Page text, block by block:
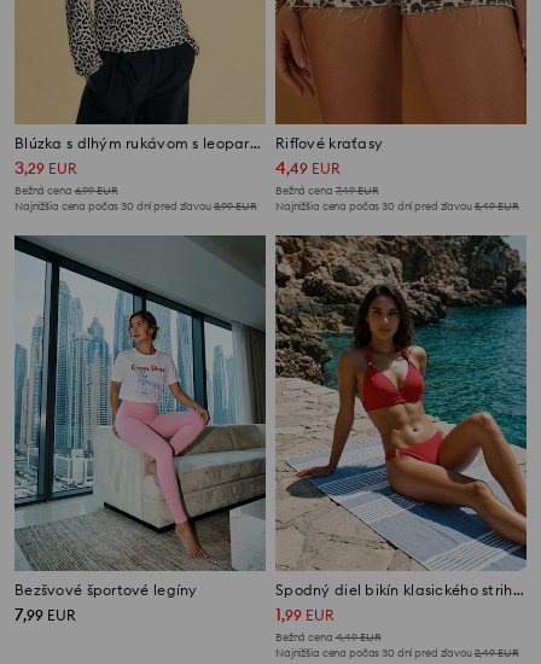
Blúzka s dlhým rukávom s leopardím vzorom
3,29 EUR
Bežná cena 6,99EUR
Najnižšia cena počas 30 dní pred zľavou3,99EUR
Rifľové kraťasy
4,49 EUR
Bežná cena 7,49EUR
Najnižšia cena počas 30 dní pred zľavou5,49EUR
Bezšvové športové legíny
7,99 EUR
Spodný diel bikín klasického strihu so zlatými detailmi
1,99 EUR
Bežná cena 4,49EUR
Najnižšia cena počas 30 dní pred zľavou2,49EUR